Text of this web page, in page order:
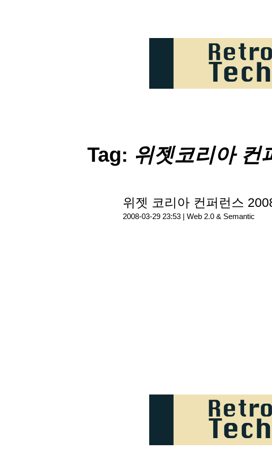
Tag: 위젯코리아 컨
위젯 코리아 컨퍼런스
2008-03-29 23:53 | Web 2.0 & Semantic